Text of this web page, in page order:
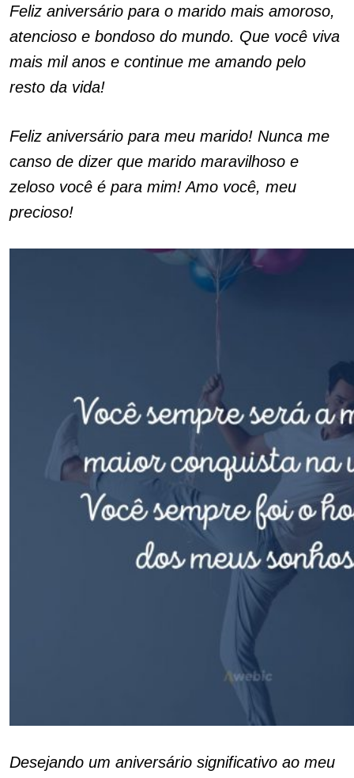
Feliz aniversário para o marido mais amoroso,
atencioso e bondoso do mundo. Que você viva
mais mil anos e continue me amando pelo
resto da vida!
Feliz aniversário para meu marido! Nunca me
canso de dizer que marido maravilhoso e
zeloso você é para mim! Amo você, meu
precioso!
Desejando um aniversário significativo ao meu